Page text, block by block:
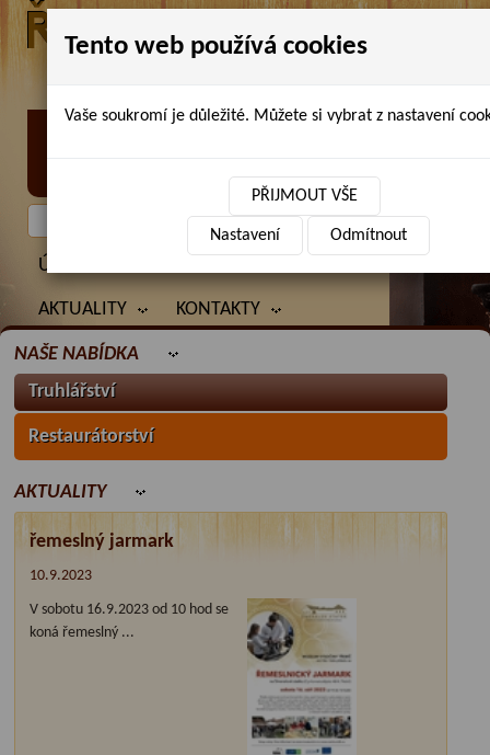
ÚVOD
AKTUALITY KONTAKTY
NAŠE NABÍDKA
Truhlářství
Restaurátorství
AKTUALITY
řemeslný jarmark
10.9.2023
V sobotu 16.9.2023 od 10 hod se
koná řemeslný ...
Tento web používá cookies
Vaše soukromí je důležité. Můžete si vybrat z nastavení
PŘIJMOUT VŠE
Nastavení Odmítnout